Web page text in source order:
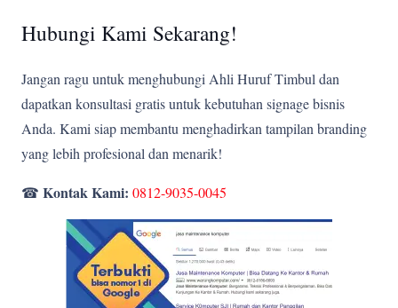
Hubungi Kami Sekarang!
Jangan ragu untuk menghubungi Ahli Huruf Timbul dan
dapatkan konsultasi gratis untuk kebutuhan signage bisnis
Anda. Kami siap membantu menghadirkan tampilan branding
yang lebih profesional dan menarik!
☎ Kontak Kami: 0812-9035-0045